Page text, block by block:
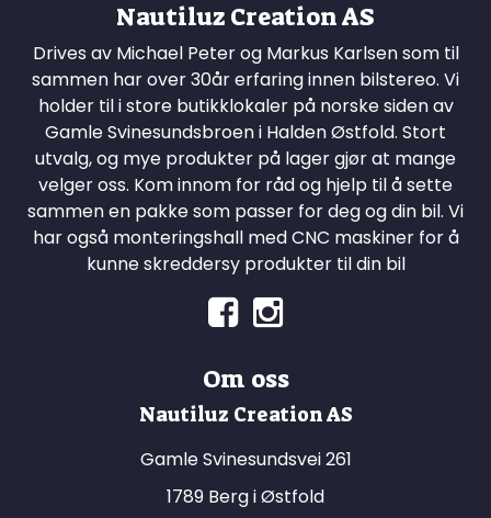
Nautiluz Creation AS
Drives av Michael Peter og Markus Karlsen som til
sammen har over 30år erfaring innen bilstereo. Vi
holder til i store butikklokaler på norske siden av
Gamle Svinesundsbroen i Halden Østfold. Stort
utvalg, og mye produkter på lager gjør at mange
velger oss. Kom innom for råd og hjelp til å sette
sammen en pakke som passer for deg og din bil. Vi
har også monteringshall med CNC maskiner for å
kunne skreddersy produkter til din bil
Om oss
Nautiluz Creation AS
Gamle Svinesundsvei 261
1789 Berg i Østfold